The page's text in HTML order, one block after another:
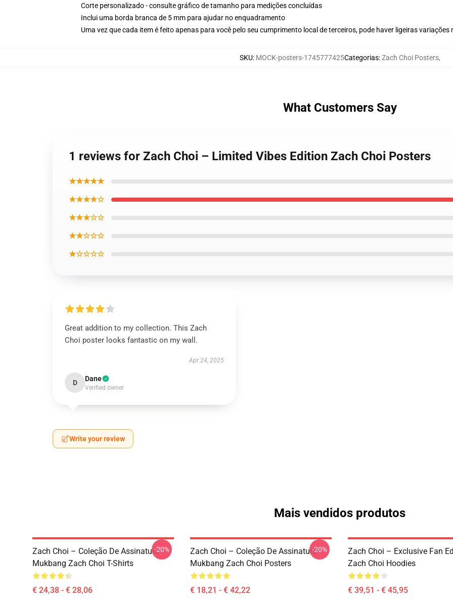
Corte personalizado - consulte gráfico de tamanho para medições concluídas
Inclui uma borda branca de 5 mm para ajudar no enquadramento
Uma vez que cada item é feito apenas para você pelo seu cumprimento local de terceiros, pode haver ligeiras
SKU: MOCK-posters-1745777425Categorias:Zach Choi Posters,
What Customers Say
1 reviews for Zach Choi – Limited Vibes Edition Zach Choi Posters
★★★★★
★★★★☆
★★★☆☆
★★☆☆☆
★☆☆☆☆
Great addition to my collection. This Zach
Choi poster looks fantastic on my wall.
Apr 24, 2025
D Dane
Verified owner
Write your review
Mais vendidos produtos
Zach Choi – Coleção De Assinatura
Mukbang Zach Choi T-Shirts
€ 24,38 - € 28,06
-20%
Zach Choi – Coleção De Assinatura
Mukbang Zach Choi Posters
€ 18,21 - € 42,22
-20%
Zach Choi – Exclusive Fan
Zach Choi Hoodies
€ 39,51 - € 45,95